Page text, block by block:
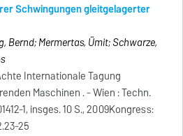
Schwingungen gleitgelagerter
Bernd; Mermertas, Ümit; Schwarze,
Internationale Tagung
Maschinen . - Wien : Techn.
1, insges. 10 S., 2009Kongress:
25